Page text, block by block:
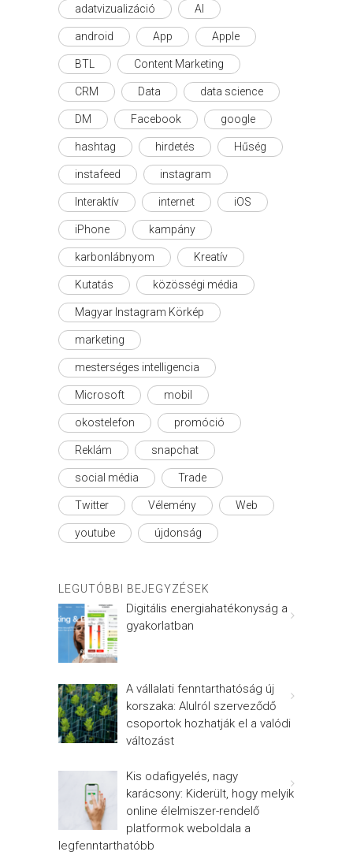
adatvizualizáció AI
android App Apple
BTL Content Marketing
CRM Data data science
DM Facebook google
hashtag hirdetés Hűség
instafeed instagram
Interaktív internet iOS
iPhone kampány
karbonlábnyom Kreatív
Kutatás közösségi média
Magyar Instagram Körkép
marketing
mesterséges intelligencia
Microsoft mobil
okostelefon promóció
Reklám snapchat
social média Trade
Twitter Vélemény Web
youtube újdonság
LEGUTÓBBI BEJEGYZÉSEK
Digitális energiahatékonyság a
gyakorlatban
A vállalati fenntarthatóság új
korszaka: Alulról szerveződő
csoportok hozhatják el a valódi
változást
Kis odafigyelés, nagy
karácsony: Kiderült, hogy melyik
online élelmiszer-rendelő
platformok weboldala a
legfenntarthatóbb